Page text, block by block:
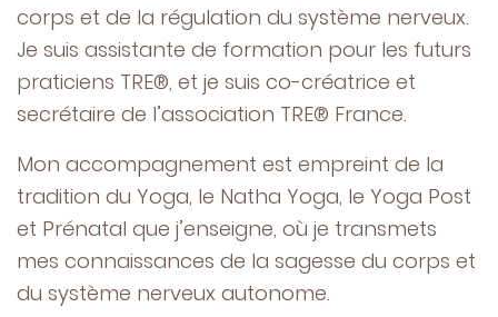
corps et de la régulation du système nerveux.
Je suis assistante de formation pour les futurs
praticiens TRE®, et je suis co-créatrice et
secrétaire de l’association TRE® France.
Mon accompagnement est empreint de la
tradition du Yoga, le Natha Yoga, le Yoga Post
et Prénatal que j’enseigne, où je transmets
mes connaissances de la sagesse du corps et
du système nerveux autonome.